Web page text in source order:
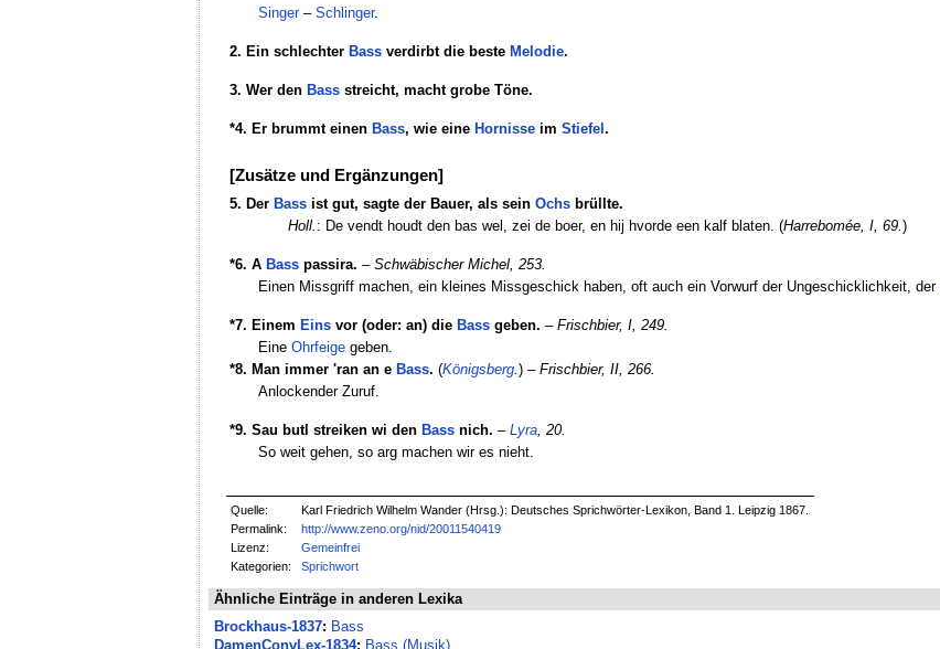
Singer–Schlinger.
2. Ein schlechter Bassverdirbt die beste Melodie.
3. Wer den Bassstreicht, macht grobe Töne.
*4. Er brummt einen Bass, wie eine Hornisseim Stiefel .
[Zusätze und Ergänzungen]
5. Der Bassist gut, sagte der Bauer, als sein Ochsbrüllte.
Holl. : De vendt houdt den bas wel, zei de boer, en hij hvorde een kalf blaten. (Harrebomée, I, 69.)
*6. A Basspassira. – Schwäbischer Michel, 253.
Einen Missgriff machen, ein kleines Missgeschick haben, oft auch ein Vorwurf der Ungeschicklichkeit, der
*7. Einem Einsvor (oder: an) die Bassgeben. –Frischbier, I, 249.
EineOhrfeige geben.
*8. Man immer 'ran an e Bass. (Königsberg.) –Frischbier, II, 266.
Anlockender Zuruf.
*9. Sau butl streiken wi den Bassnich. – Lyra, 20.
So weit gehen, so arg machen wir es nieht.
Quelle:
Karl Friedrich Wilhelm Wander (Hrsg.): Deutsches Sprichwörter-Lexikon, Band 1. Leipzig 1867.
Permalink:
http://www.zeno.org/nid/20011540419
Lizenz:
Gemeinfrei
Kategorien:
Sprichwort
Ähnliche Einträge in anderen Lexika
Brockhaus-1837: Bass
DamenConvLex-1834: Bass (Musik)